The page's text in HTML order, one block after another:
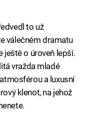
to už
válečném dramatu
ještě o úroveň lepší.
vražda mladé
a luxusní
klenot, na jehož